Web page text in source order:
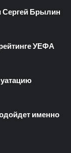
Сергей Брылин
УЕФА
именно